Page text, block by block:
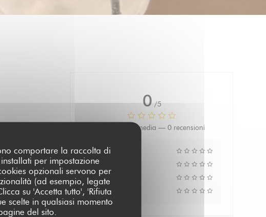
comportare la raccolta di
per impostazione
opzionali servono per
(ad esempio, legate
su 'Accetta tutto', 'Rifiuta
scelte in qualsiasi momento
del sito.
0 /5
Valutazione media — 0 recensioni
Servizio
Atmosfera
Menu
Qualità/Prezzo